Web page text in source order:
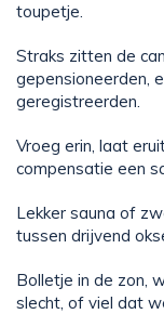
toupetje.
Straks zitten de
gepensioneerden,
geregistreerden.
Vroeg erin, laat
compensatie een
Lekker sauna of
tussen drijvend
Bolletje in de zon,
slecht, of viel dat